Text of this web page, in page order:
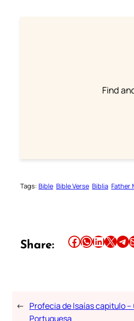
Find
Tags: Bible Bible Verse Biblia Father
Share: Share this article on Facebook Share this article on WhatsApp Share this article on LinkedIn Share this article on X Share this article on TelegramEmail
← Profecia de Isaías capitulo
Portuguesa